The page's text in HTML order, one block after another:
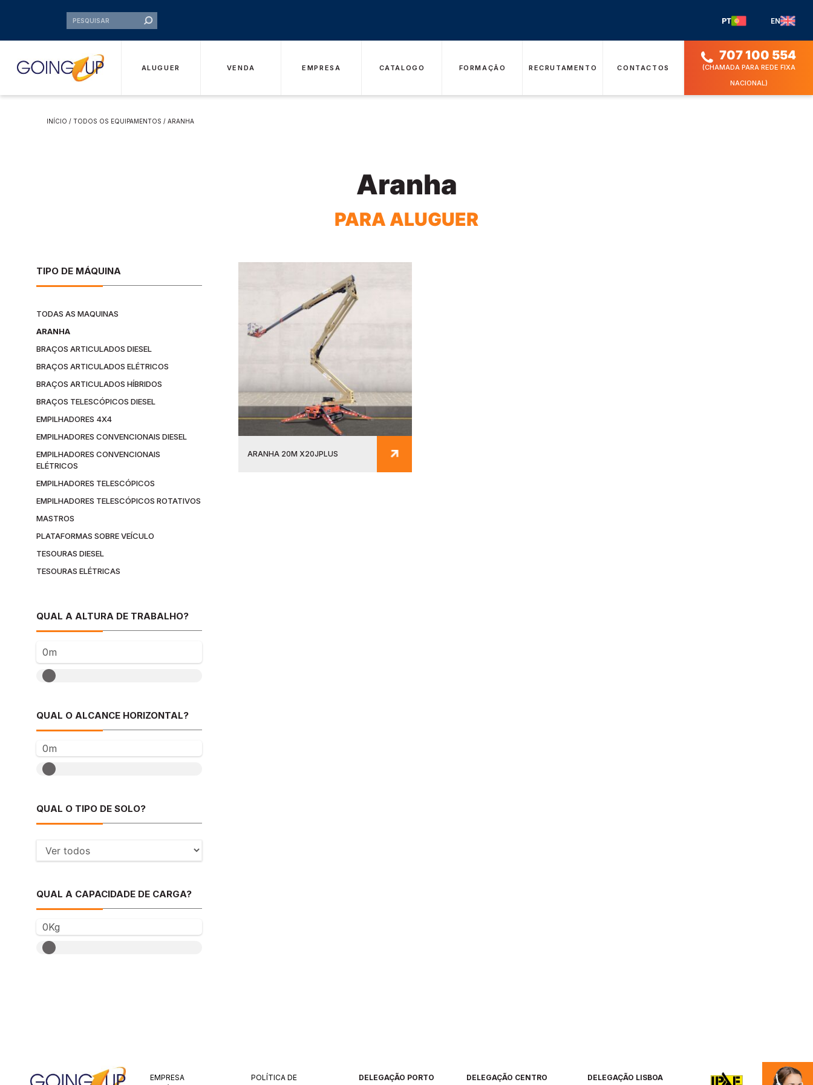
PT EN
ALUGUER VENDA EMPRESA CATALOGO FORMAÇÃO RECRUTAMENTO CONTACTOS
707 100 554
(CHAMADA PARA REDE FIXA
NACIONAL)
INÍCIO /TODOS OS EQUIPAMENTOS / ARANHA
Aranha
PARA ALUGUER
TIPO DE MÁQUINA
TODAS AS MAQUINAS
ARANHA
BRAÇOS ARTICULADOS DIESEL
BRAÇOS ARTICULADOS ELÉTRICOS
BRAÇOS ARTICULADOS HÍBRIDOS
BRAÇOS TELESCÓPICOS DIESEL
EMPILHADORES 4X4
EMPILHADORES CONVENCIONAIS DIESEL
EMPILHADORES CONVENCIONAIS
ELÉTRICOS
EMPILHADORES TELESCÓPICOS
EMPILHADORES TELESCÓPICOS ROTATIVOS
MASTROS
PLATAFORMAS SOBRE VEÍCULO
TESOURAS DIESEL
TESOURAS ELÉTRICAS
QUAL A ALTURA DE TRABALHO?
0m
QUAL O ALCANCE HORIZONTAL?
0m
QUAL O TIPO DE SOLO?
QUAL A CAPACIDADE DE CARGA?
0Kg
ARANHA 20M X20JPLUS
EMPRESA
POLÍTICA DE
DELEGAÇÃO PORTO
DELEGAÇÃO CENTRO DELEGAÇÃO LISBOA